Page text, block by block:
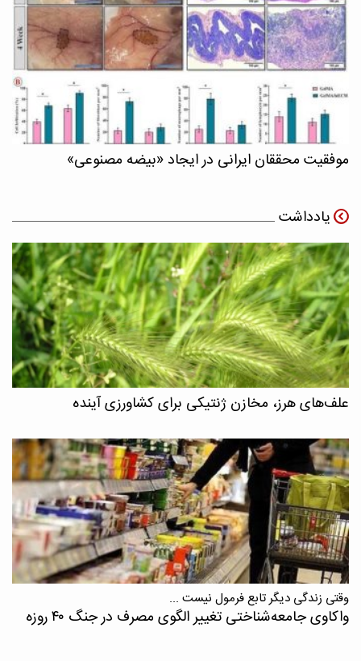
موفقیت محققان ایرانی در ایجاد «بیضه مصنوعی»
یادداشت
علف‌های هرز، مخازن ژنتیکی برای کشاورزی آینده
وقتی زندگی دیگر تابع فرمول نیست ...
واکاوی جامعه‌شناختی تغییر الگوی مصرف در جنگ ۴۰ روزه